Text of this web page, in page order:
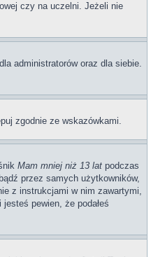
czy na uczelni. Jeżeli nie
administratorów oraz dla siebie.
zgodnie ze wskazówkami.
Mam mniej niż 13 lat podczas
przez samych użytkowników,
z instrukcjami w nim zawartymi,
pewien, że podałeś